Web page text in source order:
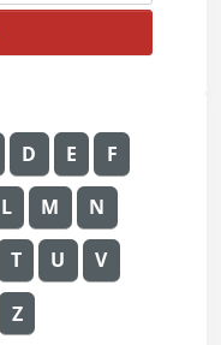
D E F
L M N
T U V
Z